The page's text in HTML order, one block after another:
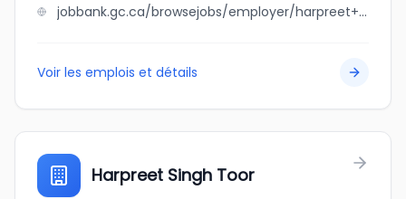
jobbank.gc.ca/browsejobs/employer/harpreet+singh+sandhu+manpreet/ca
Voir les emplois et détails
Harpreet Singh Toor